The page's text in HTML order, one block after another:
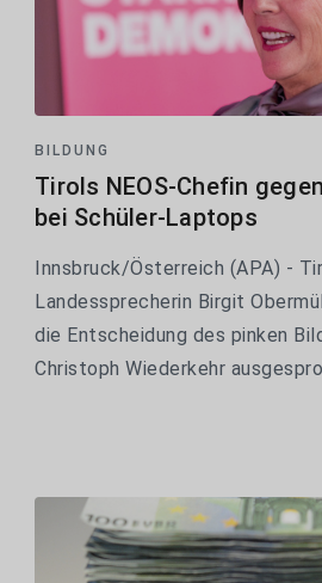
BILDUNG
Tirols NEOS-Chefin
bei Schüler-Laptops
Innsbruck/Österreich (APA) -
Landessprecherin Birgit
die Entscheidung des pinken
Christoph Wiederkehr
erst ab der 6. Schulstufe